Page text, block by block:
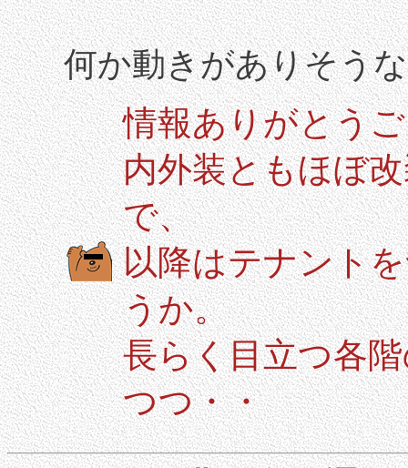
何か動きがありそう
情報ありがとう
内外装ともほぼ
で、
以降はテナント
うか。
長らく目立つ各
つつ・・